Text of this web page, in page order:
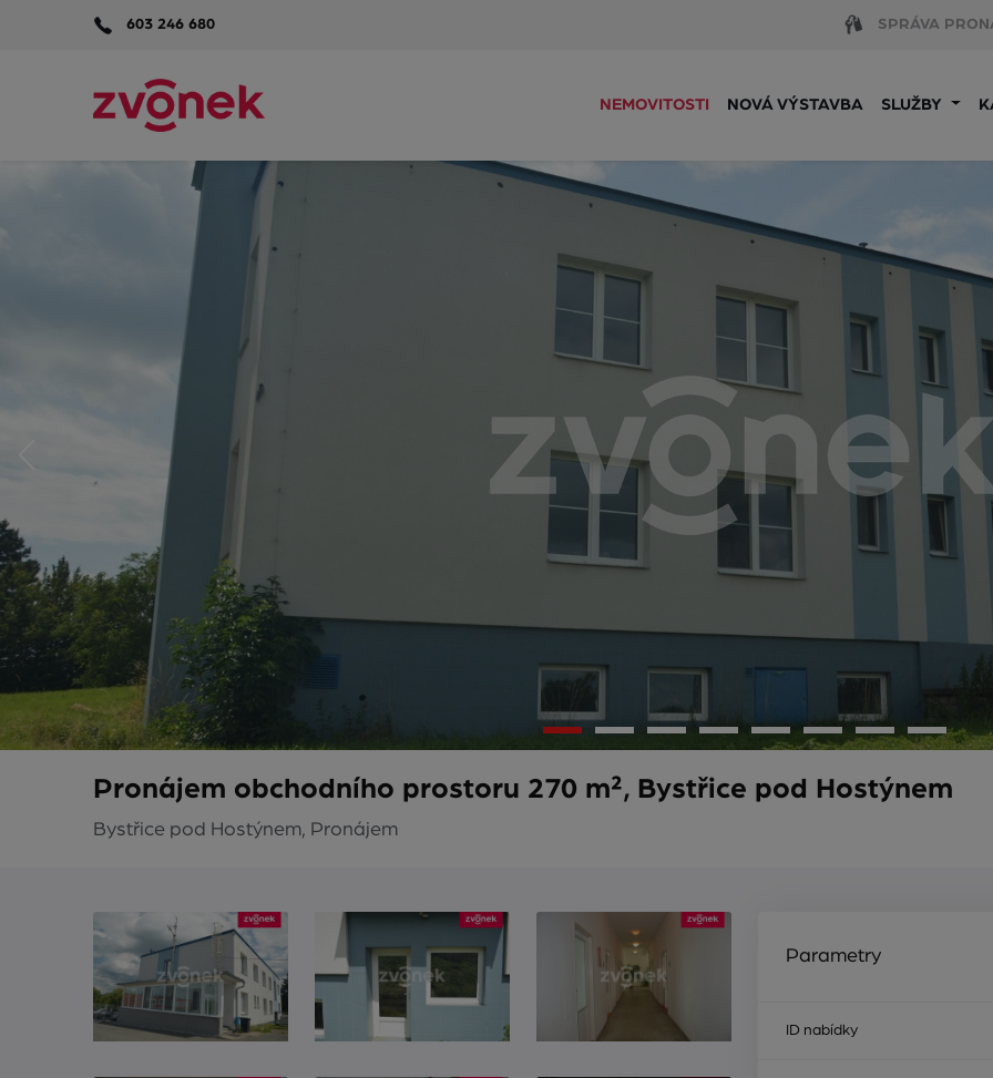
603 246 680 SPRÁVA
NEMOVITOSTI NOVÁ VÝSTAVBA SLUŽBY
Pronájem obchodního prostoru 270 m², Bystřice pod Hostýnem
Bystřice pod Hostýnem, Pronájem
Parametry
ID nabídky